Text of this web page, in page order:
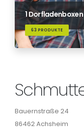
1 Dorfladenboxen
63 PRODUKTE
Bauernstraße 24
86462 Achsheim